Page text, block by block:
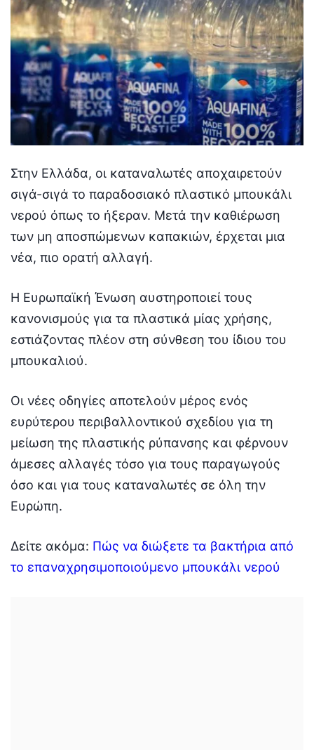
Στην Ελλάδα, οι καταναλωτές αποχαιρετούν
σιγά-σιγά το παραδοσιακό πλαστικό μπουκάλι
νερού όπως το ήξεραν. Μετά την καθιέρωση
των μη αποσπώμενων καπακιών, έρχεται μια
νέα, πιο ορατή αλλαγή.
Η Ευρωπαϊκή Ένωση αυστηροποιεί τους
κανονισμούς για τα πλαστικά μίας χρήσης,
εστιάζοντας πλέον στη σύνθεση του ίδιου του
μπουκαλιού.
Οι νέες οδηγίες αποτελούν μέρος ενός
ευρύτερου περιβαλλοντικού σχεδίου για τη
μείωση της πλαστικής ρύπανσης και φέρνουν
άμεσες αλλαγές τόσο για τους παραγωγούς
όσο και για τους καταναλωτές σε όλη την
Ευρώπη.
Δείτε ακόμα: Πώς να διώξετε τα βακτήρια από
το επαναχρησιμοποιούμενο μπουκάλι νερού